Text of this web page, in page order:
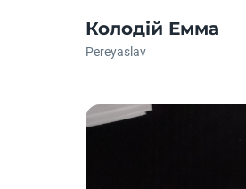
Колодій Емма
Pereyaslav